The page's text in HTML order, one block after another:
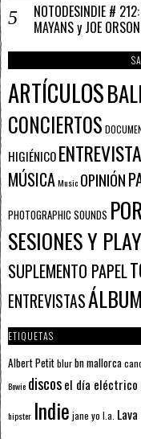
NOTODESINDIE #
MAYANS y JOE ORSON
ARTÍCULOS
CONCIERTOS
HIGIÉNICO
MÚSICAMusic OPINIÓN
PHOTOGRAPHIC SOUNDS
SESIONES Y
SUPLEMENTO PAPEL
ENTREVISTAS
ETIQUETAS
Albert Petitblurbn mallorca
Bowie discosel día eléctrico
hipster Indie jane yo l.a.